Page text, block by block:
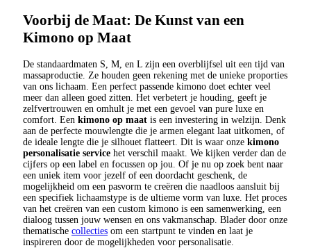
Voorbij de Maat: De Kunst van een
Kimono op Maat
De standaardmaten S, M, en L zijn een overblijfsel uit een tijd van
massaproductie. Ze houden geen rekening met de unieke proporties
van ons lichaam. Een perfect passende kimono doet echter veel
meer dan alleen goed zitten. Het verbetert je houding, geeft je
zelfvertrouwen en omhult je met een gevoel van pure luxe en
comfort. Een kimono op maat is een investering in welzijn. Denk
aan de perfecte mouwlengte die je armen elegant laat uitkomen, of
de ideale lengte die je silhouet flatteert. Dit is waar onze kimono
personalisatie service het verschil maakt. We kijken verder dan de
cijfers op een label en focussen op jou. Of je nu op zoek bent naar
een uniek item voor jezelf of een doordacht geschenk, de
mogelijkheid om een pasvorm te creëren die naadloos aansluit bij
een specifiek lichaamstype is de ultieme vorm van luxe. Het proces
van het creëren van een custom kimono is een samenwerking, een
dialoog tussen jouw wensen en ons vakmanschap. Blader door onze
thematische collecties om een startpunt te vinden en laat je
inspireren door de mogelijkheden voor personalisatie.